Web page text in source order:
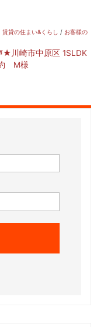
賃貸の住まい&くらし / お客様の
★川崎市中原区 1SLDK
M様